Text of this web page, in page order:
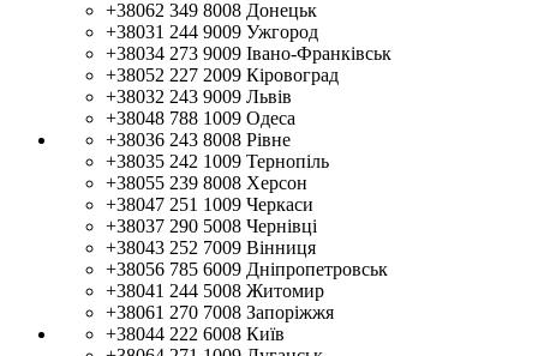
+38062 349 8008 Донецьк
+38031 244 9009 Ужгород
+38034 273 9009 Івано-Франківськ
+38052 227 2009 Кіровоград
+38032 243 9009 Львів
+38048 788 1009 Одеса
+38036 243 8008 Рівне
+38035 242 1009 Тернопіль
+38055 239 8008 Херсон
+38047 251 1009 Черкаси
+38037 290 5008 Чернівці
+38043 252 7009 Вінниця
+38056 785 6009 Дніпропетровськ
+38041 244 5008 Житомир
+38061 270 7008 Запоріжжя
+38044 222 6008 Київ